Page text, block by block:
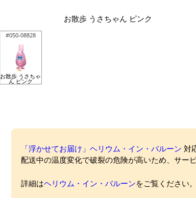
お散歩 うさちゃん ピンク
#050-08828
お散歩 うさちゃ
ん ピンク
「浮かせてお届け」ヘリウム・イン・バルーン 対
配送中の温度変化で破裂の危険が高いため、サー
詳細はヘリウム・イン・バルーンをご覧ください。